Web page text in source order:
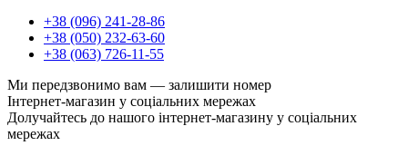
+38 (096) 241-28-86
+38 (050) 232-63-60
+38 (063) 726-11-55
Ми передзвонимо вам — залишити номер
Інтернет-магазин у соціальних мережах
Долучайтесь до нашого інтернет-магазину у соціальних
мережах